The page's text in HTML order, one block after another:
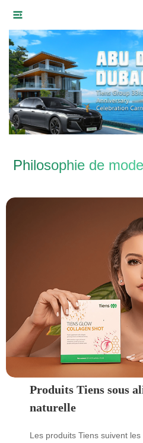
Philosophie de
Produits Tiens sous
naturelle
Les produits Tiens suivent les